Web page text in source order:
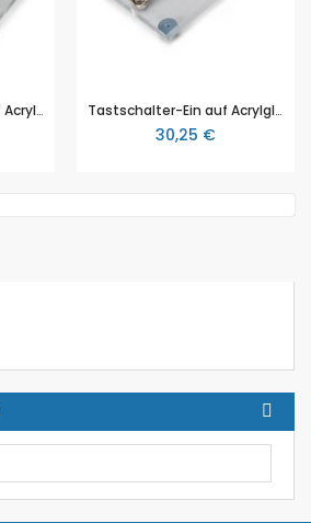
Hebel-Ausschalter auf Acrylglassockel, 3B Scientific (1000961 [U8495920]) Tastschalter-Ein auf Acrylglassockel, 3B Scientific (1000962 [U8495930]
30,25 €